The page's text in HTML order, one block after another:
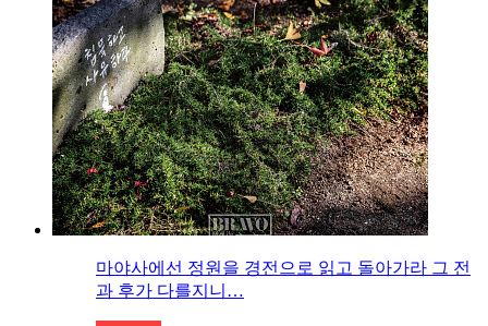
마야사에선 정원을 경전으로 읽고 돌아가라 그 전
과 후가 다를지니…